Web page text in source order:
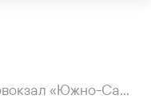
Аэровокзал «Южно-Сахалинск» закружился в «Вальсе Победы»